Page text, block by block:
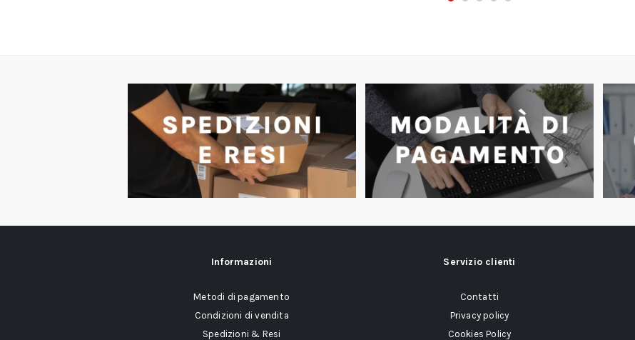
Informazioni
Metodi di pagamento
Condizioni di vendita
Spedizioni & Resi
Servizio clienti
Contatti
Privacy policy
Cookies Policy